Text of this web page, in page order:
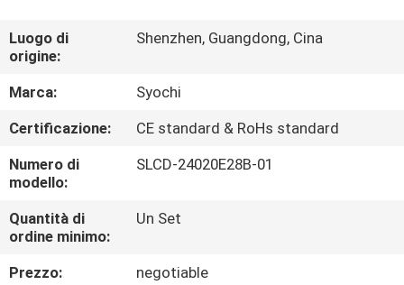
GIRO
DELLA
FABBRICA
CONTROLLO
DI
QUALITÀ
Luogo di
origine:
Shenzhen, Guangdong, Cina
Marca:
Syochi
Certificazione:
CE standard & RoHs standard
Numero di
modello:
SLCD-24020E28B-01
Quantità di
ordine minimo:
Un Set
Prezzo:
negotiable